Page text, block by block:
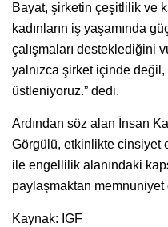
Bayat, şirketin çeşitlilik ve
kadınların iş yaşamında
çalışmaları desteklediğini
yalnızca şirket içinde
üstleniyoruz.” dedi.
Ardından söz alan İnsan
Görgülü, etkinlikte cinsiyet
ile engellilik alanındaki
paylaşmaktan memnuniyet
Kaynak: IGF